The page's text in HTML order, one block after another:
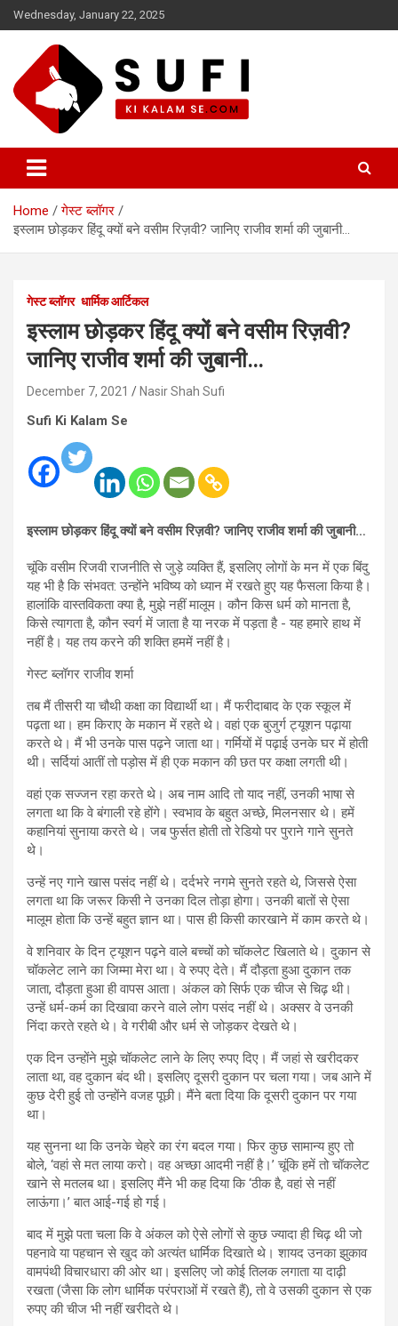
Skip
to
Wednesday, January 22, 2025
सूफी की कलम से
Home
गेस्ट ब्लॉगर
इस्लाम छोड़कर हिंदू क्यों बने वसीम रिज़वी? जानिए राजीव शर्मा की जुबानी…
गेस्ट ब्लॉगर धार्मिक आर्टिकल
इस्लाम छोड़कर हिंदू क्यों बने वसीम रिज़वी?
जानिए राजीव शर्मा की जुबानी…
December 7, 2021 Nasir Shah Sufi
Sufi Ki Kalam Se
इस्लाम छोड़कर हिंदू क्यों बने वसीम रिज़वी? जानिए राजीव शर्मा की जुबानी…
चूंकि वसीम रिजवी राजनीति से जुड़े व्यक्ति हैं, इसलिए लोगों के मन में एक बिंदु
यह भी है कि संभवत: उन्होंने भविष्य को ध्यान में रखते हुए यह फैसला किया है।
हालांकि वास्तविकता क्या है, मुझे नहीं मालूम। कौन किस धर्म को मानता है,
किसे त्यागता है, कौन स्वर्ग में जाता है या नरक में पड़ता है - यह हमारे हाथ में
नहीं है। यह तय करने की शक्ति हममें नहीं है।
गेस्ट ब्लॉगर राजीव शर्मा
तब मैं तीसरी या चौथी कक्षा का विद्यार्थी था। मैं फरीदाबाद के एक स्कूल में
पढ़ता था। हम किराए के मकान में रहते थे। वहां एक बुजुर्ग ट्यूशन पढ़ाया
करते थे। मैं भी उनके पास पढ़ने जाता था। गर्मियों में पढ़ाई उनके घर में होती
थी। सर्दियां आतीं तो पड़ोस में ही एक मकान की छत पर कक्षा लगती थी।
वहां एक सज्जन रहा करते थे। अब नाम आदि तो याद नहीं, उनकी भाषा से
लगता था कि वे बंगाली रहे होंगे। स्वभाव के बहुत अच्छे, मिलनसार थे। हमें
कहानियां सुनाया करते थे। जब फुर्सत होती तो रेडियो पर पुराने गाने सुनते
थे।
उन्हें नए गाने खास पसंद नहीं थे। दर्दभरे नगमे सुनते रहते थे, जिससे ऐसा
लगता था कि जरूर किसी ने उनका दिल तोड़ा होगा। उनकी बातों से ऐसा
मालूम होता कि उन्हें बहुत ज्ञान था। पास ही किसी कारखाने में काम करते थे।
वे शनिवार के दिन ट्यूशन पढ़ने वाले बच्चों को चॉकलेट खिलाते थे। दुकान से
चॉकलेट लाने का जिम्मा मेरा था। वे रुपए देते। मैं दौड़ता हुआ दुकान तक
जाता, दौड़ता हुआ ही वापस आता। अंकल को सिर्फ एक चीज से चिढ़ थी।
उन्हें धर्म-कर्म का दिखावा करने वाले लोग पसंद नहीं थे। अक्सर वे उनकी
निंदा करते रहते थे। वे गरीबी और धर्म से जोड़कर देखते थे।
एक दिन उन्होंने मुझे चॉकलेट लाने के लिए रुपए दिए। मैं जहां से खरीदकर
लाता था, वह दुकान बंद थी। इसलिए दूसरी दुकान पर चला गया। जब आने में
कुछ देरी हुई तो उन्होंने वजह पूछी। मैंने बता दिया कि दूसरी दुकान पर गया
था।
यह सुनना था कि उनके चेहरे का रंग बदल गया। फिर कुछ सामान्य हुए तो
बोले, ‘वहां से मत लाया करो। वह अच्छा आदमी नहीं है।’ चूंकि हमें तो चॉकलेट
खाने से मतलब था। इसलिए मैंने भी कह दिया कि ‘ठीक है, वहां से नहीं
लाऊंगा।’ बात आई-गई हो गई।
बाद में मुझे पता चला कि वे अंकल को ऐसे लोगों से कुछ ज्यादा ही चिढ़ थी जो
पहनावे या पहचान से खुद को अत्यंत धार्मिक दिखाते थे। शायद उनका झुकाव
वामपंथी विचारधारा की ओर था। इसलिए जो कोई तिलक लगाता या दाढ़ी
रखता (जैसा कि लोग धार्मिक परंपराओं में रखते हैं), तो वे उसकी दुकान से एक
रुपए की चीज भी नहीं खरीदते थे।